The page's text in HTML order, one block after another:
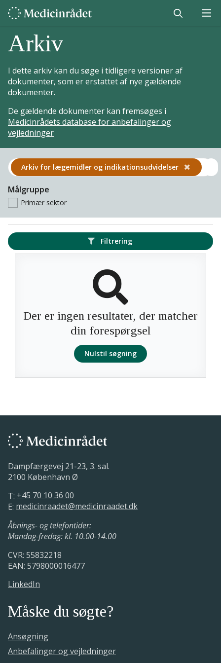
Arkiv
I dette arkiv kan du søge i tidligere versioner af
dokumenter, som er erstattet af nye gældende
dokumenter.
De gældende dokumenter kan fremsøges i
Medicinrådets database for anbefalinger og
vejledninger
Arkiv for lægemidler og indikations­udvidelser
Målgruppe
Primær sektor
Filtrering
Der er ingen resultater, der matcher
din forespørgsel
Nulstil søgning
Dampfærgevej 21-23, 3. sal.
2100 København Ø
T: +45 70 10 36 00
E: medicinraadet@medicinraadet.dk
Åbnings- og telefontider:
Mandag-fredag: kl. 10.00-14.00
CVR: 55832218
EAN: 5798000016477
LinkedIn
Måske du søgte?
Ansøgning
Anbefalinger og vejledninger